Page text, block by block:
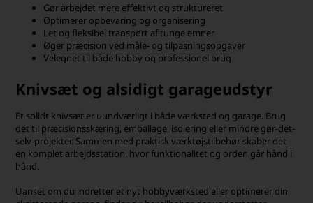
Gør arbejdet mere effektivt og struktureret
Optimerer opbevaring og organisering
Let og fleksibel transport af tunge emner
Øger præcision ved måle- og tilpasningsopgaver
Velegnet til både hobby og professionel brug
Knivsæt og alsidigt garageudstyr
Et solidt knivsæt er uundværligt i både værksted og garage. Brug
det til præcisionsskæring, emballage, isolering eller mindre gør-det-
selv-projekter. Sammen med praktisk værktøjstilbehør skaber det
en komplet arbejdsstation, hvor funktionalitet og orden går hånd i
hånd.
Uanset om du indretter et nyt hobbyværksted eller optimerer din